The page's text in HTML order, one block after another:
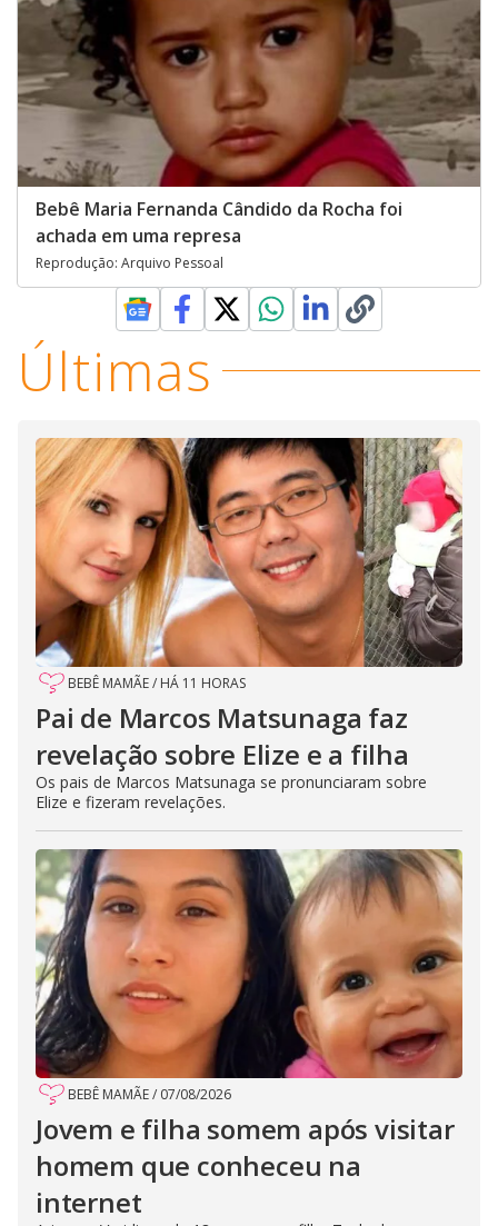
Bebê Maria Fernanda Cândido da Rocha foi
achada em uma represa
Reprodução: Arquivo Pessoal
Últimas
BEBÊ MAMÃE/ HÁ 11 HORAS
Pai de Marcos Matsunaga faz
revelação sobre Elize e a filha
Os pais de Marcos Matsunaga se pronunciaram sobre
Elize e fizeram revelações.
BEBÊ MAMÃE/ 07/08/2026
Jovem e filha somem após visitar
homem que conheceu na
internet